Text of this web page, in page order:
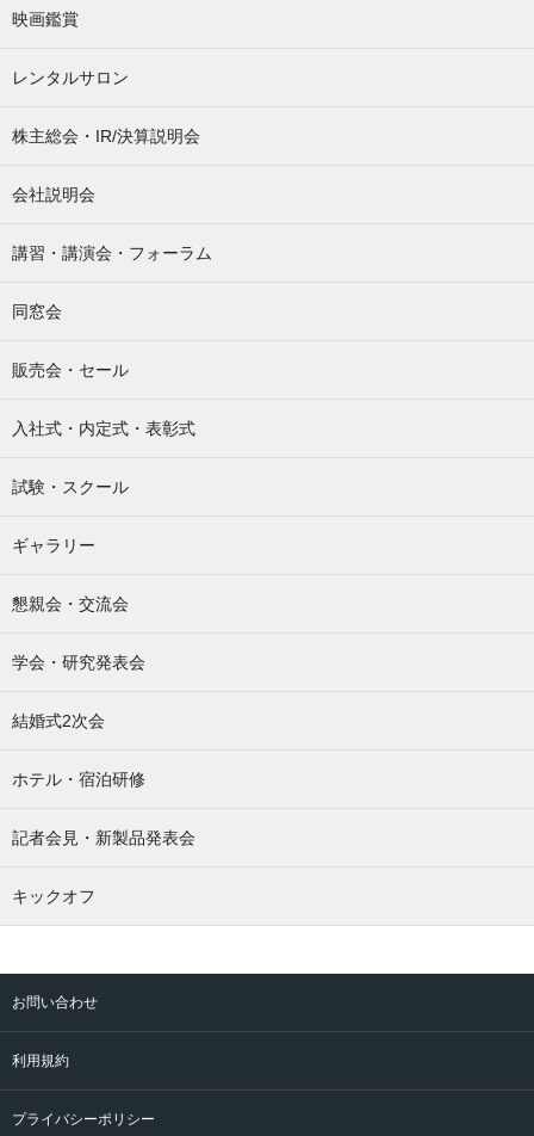
映画鑑賞
レンタルサロン
株主総会・IR/決算説明会
会社説明会
講習・講演会・フォーラム
同窓会
販売会・セール
入社式・内定式・表彰式
試験・スクール
ギャラリー
懇親会・交流会
学会・研究発表会
結婚式2次会
ホテル・宿泊研修
記者会見・新製品発表会
キックオフ
お問い合わせ
利用規約
プライバシーポリシー